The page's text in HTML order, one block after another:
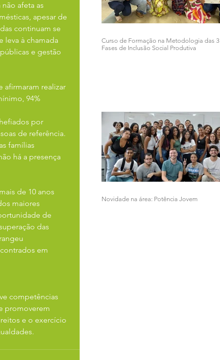
afeta as
apesar de
continuam se
leva à chamada
e gestão
afirmaram realizar
94%
por
de referência.
famílias
há a presença
de 10 anos
maiores
de
das
em
competências
promoverem
e o exercício
Curso de Formação na Metodologia das 3
Fases de Inclusão Social Produtiva
Novidade na área: Potência Jovem